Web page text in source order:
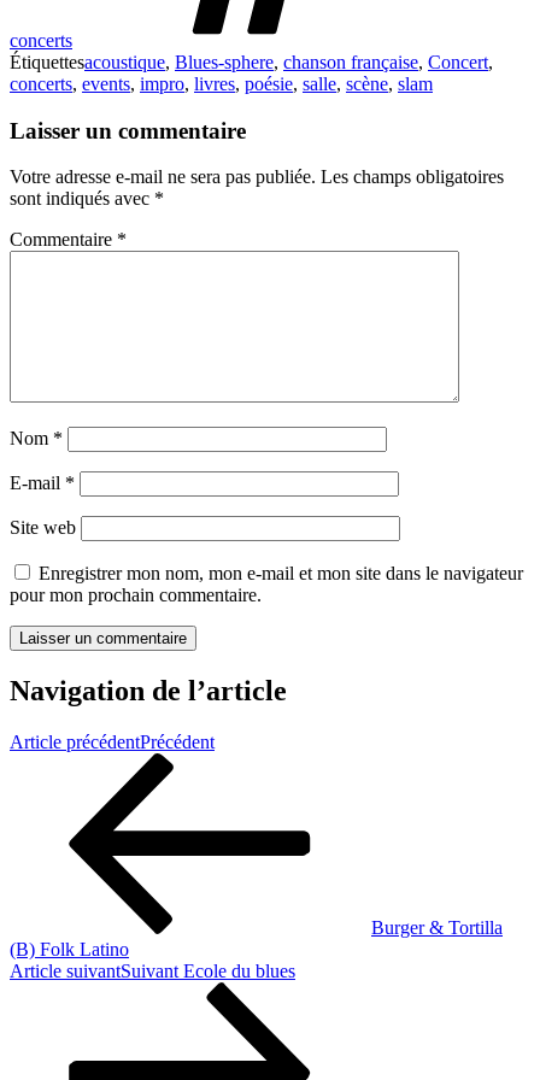
concerts
Étiquettesacoustique, Blues-sphere, chanson française, Concert,
concerts, events, impro, livres, poésie, salle, scène, slam
Laisser un commentaire
Votre adresse e-mail ne sera pas publiée. Les champs obligatoires
sont indiqués avec *
Commentaire *
Nom *
E-mail *
Site web
Enregistrer mon nom, mon e-mail et mon site dans le navigateur
pour mon prochain commentaire.
Navigation de l’article
Article précédentPrécédent
Burger & Tortilla
(B) Folk Latino
Article suivantSuivant Ecole du blues